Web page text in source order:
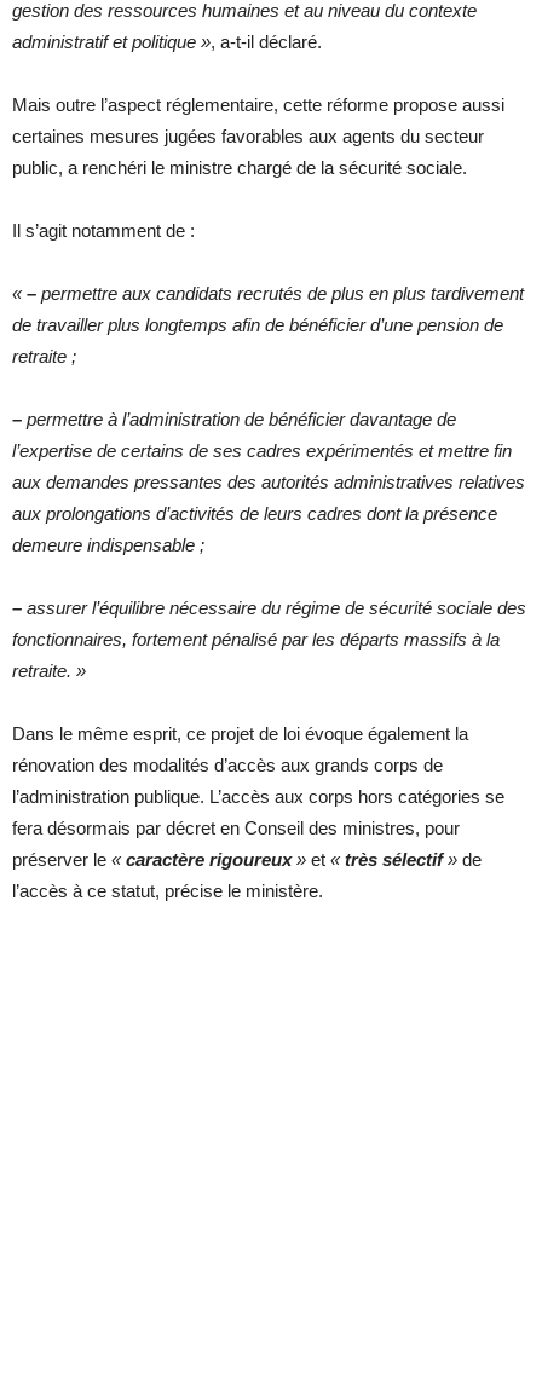
gestion des ressources humaines et au niveau du contexte
administratif et politique », a-t-il déclaré.
Mais outre l’aspect réglementaire, cette réforme propose aussi
certaines mesures jugées favorables aux agents du secteur
public, a renchéri le ministre chargé de la sécurité sociale.
Il s’agit notamment de :
«– permettre aux candidats recrutés de plus en plus tardivement
de travailler plus longtemps afin de bénéficier d’une pension de
retraite ;
– permettre à l’administration de bénéficier davantage de
l’expertise de certains de ses cadres expérimentés et mettre fin
aux demandes pressantes des autorités administratives relatives
aux prolongations d’activités de leurs cadres dont la présence
demeure indispensable ;
– assurer l’équilibre nécessaire du régime de sécurité sociale des
fonctionnaires, fortement pénalisé par les départs massifs à la
retraite. »
Dans le même esprit, ce projet de loi évoque également la
rénovation des modalités d’accès aux grands corps de
l’administration publique. L’accès aux corps hors catégories se
fera désormais par décret en Conseil des ministres, pour
préserver le «caractère rigoureux» et «très sélectif» de
l’accès à ce statut, précise le ministère.